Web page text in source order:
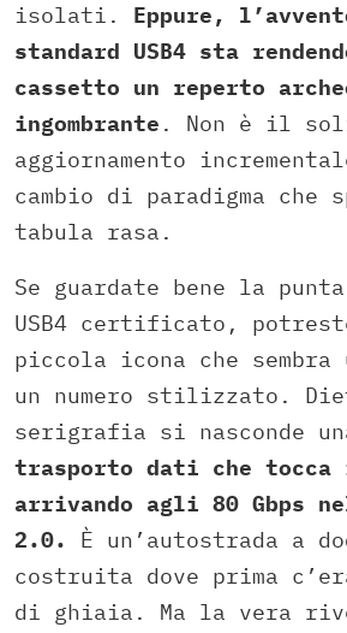
isolati. Eppure,
standard USB4 sta
cassetto un reperto
ingombrante . Non è il
aggiornamento
cambio di paradigma che
tabula rasa.
Se guardate bene la
USB4 certificato,
piccola icona che sembra
un numero stilizzato.
serigrafia si nasconde
trasporto dati che tocca
arrivando agli 80 Gbps
2.0.
È un’autostrada a
costruita dove prima
di ghiaia. Ma la vera